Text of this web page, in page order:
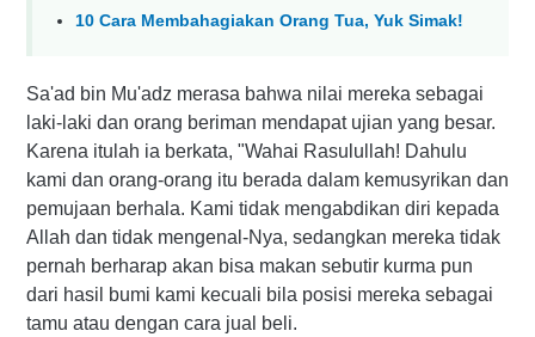
10 Cara Membahagiakan Orang Tua, Yuk Simak!
Sa'ad bin Mu'adz merasa bahwa nilai mereka sebagai
laki-laki dan orang beriman mendapat ujian yang besar.
Karena itulah ia berkata, "Wahai Rasulullah! Dahulu
kami dan orang-orang itu berada dalam kemusyrikan dan
pemujaan berhala. Kami tidak mengabdikan diri kepada
Allah dan tidak mengenal-Nya, sedangkan mereka tidak
pernah berharap akan bisa makan sebutir kurma pun
dari hasil bumi kami kecuali bila posisi mereka sebagai
tamu atau dengan cara jual beli.